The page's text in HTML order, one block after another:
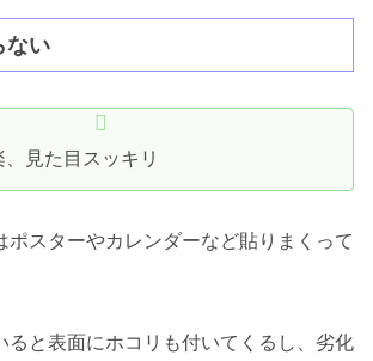
ない
見た目スッキリ
ポスターやカレンダーなど貼りまくって
ると表面にホコリも付いてくるし、劣化